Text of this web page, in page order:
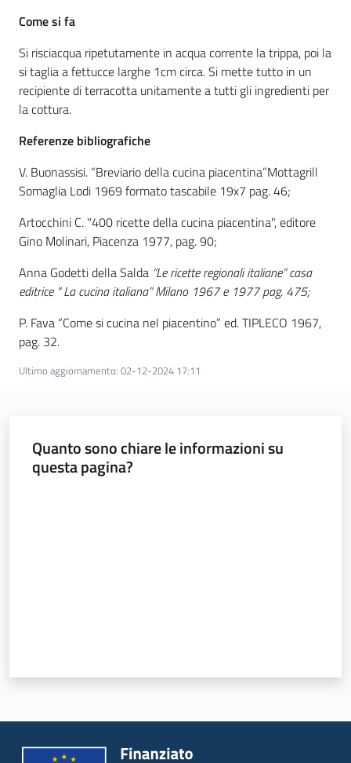
e
dei
sapori
Agricoltura
in
cifre
caccia e
Servizi
Come si fa
Si risciacqua ripetutamente in acqua corrente la trippa, poi la
si taglia a fettucce larghe 1cm circa. Si mette tutto in un
recipiente di terracotta unitamente a tutti gli ingredienti per
la cottura.
Referenze bibliografiche
V. Buonassisi. “Breviario della cucina piacentina”Mottagrill
Somaglia Lodi 1969 formato tascabile 19x7 pag. 46;
Artocchini C. "400 ricette della cucina piacentina", editore
Gino Molinari, Piacenza 1977, pag. 90;
Anna Godetti della Salda “Le ricette regionali italiane” casa
editrice “ La cucina italiana” Milano 1967 e 1977 pag. 475;
P. Fava “Come si cucina nel piacentino” ed. TIPLECO 1967,
pag. 32.
Ultimo aggiornamento: 02-12-2024 17:11
Quanto sono chiare le informazioni su
questa pagina?